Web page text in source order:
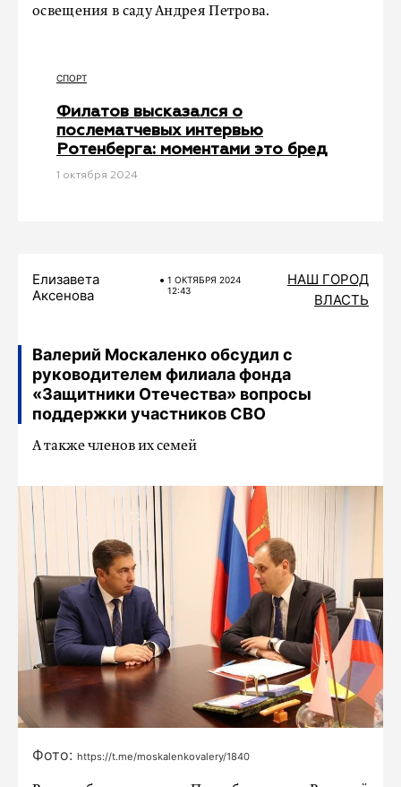
освещения в саду Андрея Петрова.
СПОРТ
Филатов высказался о
послематчевых интервью
Ротенберга: моментами это бред
1 октября 2024
Елизавета
Аксенова
1 ОКТЯБРЯ 2024
12:43
НАШ ГОРОД
ВЛАСТЬ
Валерий Москаленко обсудил с
руководителем филиала фонда
«Защитники Отечества» вопросы
поддержки участников СВО
А также членов их семей
Фото: https://t.me/moskalenkovalery/1840